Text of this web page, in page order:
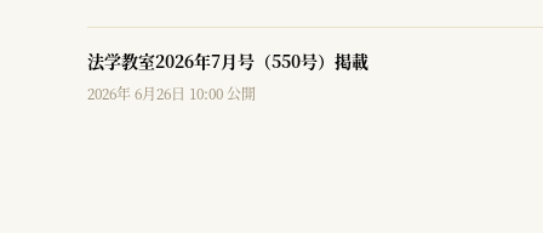
法学教室2026年7月号（550号）掲載
2026年 6月26日 10:00 公開